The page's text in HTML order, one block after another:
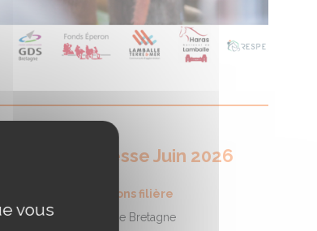
Article de presse Juin 2026
Informations filière
Conseil des Equidés de Bretagne
vous